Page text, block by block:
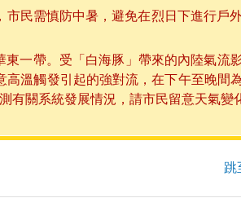
民需慎防中暑，避免在烈日下進行戶
一帶。受「白海豚」帶來的內陸氣流
溫觸發引起的強對流，在下午至晚間
有關系統發展情況，請市民留意天氣變
跳